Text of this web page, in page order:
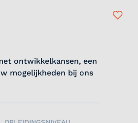
ontwikkelkansen, een
mogelijkheden bij ons